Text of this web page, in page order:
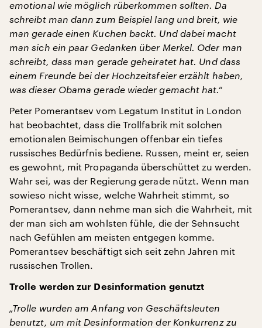
emotional wie möglich rüberkommen sollten. Da
schreibt man dann zum Beispiel lang und breit, wie
man gerade einen Kuchen backt. Und dabei macht
man sich ein paar Gedanken über Merkel. Oder man
schreibt, dass man gerade geheiratet hat. Und dass
einem Freunde bei der Hochzeitsfeier erzählt haben,
was dieser Obama gerade wieder gemacht hat.“
Peter Pomerantsev vom Legatum Institut in London
hat beobachtet, dass die Trollfabrik mit solchen
emotionalen Beimischungen offenbar ein tiefes
russisches Bedürfnis bediene. Russen, meint er, seien
es gewohnt, mit Propaganda überschüttet zu werden.
Wahr sei, was der Regierung gerade nützt. Wenn man
sowieso nicht wisse, welche Wahrheit stimmt, so
Pomerantsev, dann nehme man sich die Wahrheit, mit
der man sich am wohlsten fühle, die der Sehnsucht
nach Gefühlen am meisten entgegen komme.
Pomerantsev beschäftigt sich seit zehn Jahren mit
russischen Trollen.
Trolle werden zur Desinformation genutzt
„Trolle wurden am Anfang von Geschäftsleuten
benutzt, um mit Desinformation der Konkurrenz zu